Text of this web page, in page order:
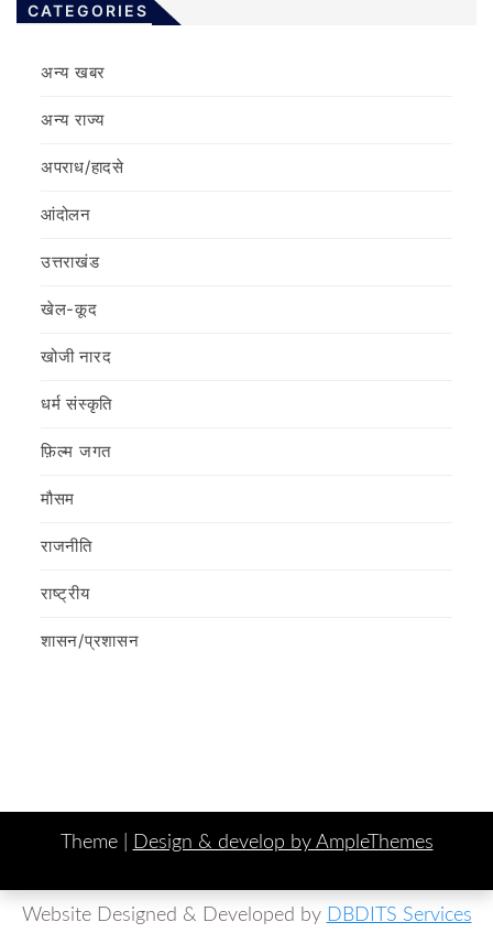
CATEGORIES
अन्य खबर
अन्य राज्य
अपराध/हादसे
आंदोलन
उत्तराखंड
खेल-कूद
खोजी नारद
धर्म संस्कृति
फ़िल्‍म जगत
मौसम
राजनीति
राष्ट्रीय
शासन/प्रशासन
Theme | Design & develop by AmpleThemes
Website Designed & Developed by DBDITS Services